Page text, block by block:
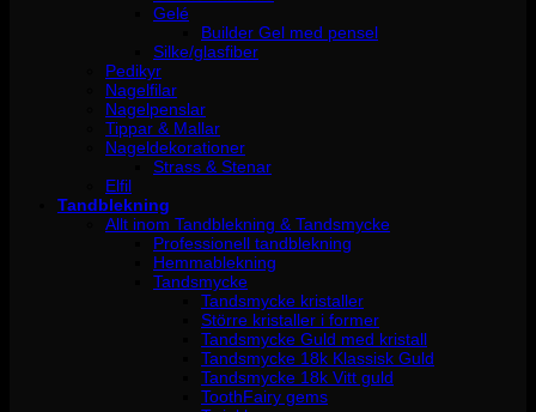
Gelé
Builder Gel med pensel
Silke/glasfiber
Pedikyr
Nagelfilar
Nagelpenslar
Tippar & Mallar
Nageldekorationer
Strass & Stenar
Elfil
Tandblekning
Allt inom Tandblekning & Tandsmycke
Professionell tandblekning
Hemmablekning
Tandsmycke
Tandsmycke kristaller
Större kristaller i former
Tandsmycke Guld med kristall
Tandsmycke 18k Klassisk Guld
Tandsmycke 18k Vitt guld
ToothFairy gems